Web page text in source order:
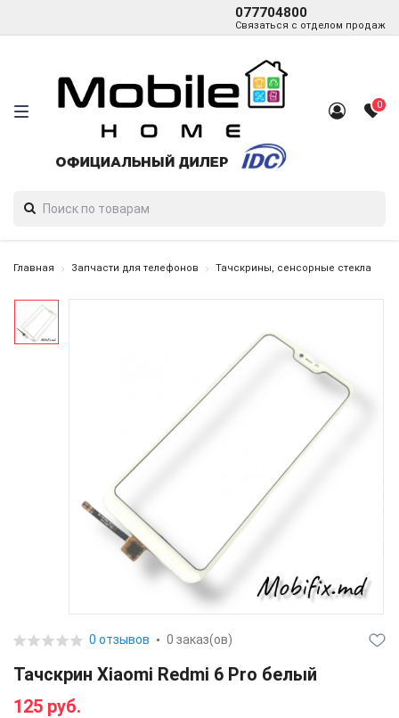
077704800
Связаться с отделом продаж
0
Главная Запчасти для телефонов Тачскрины, сенсорные стекла
0 отзывов 0 заказ(ов)
Тачскрин Xiaomi Redmi 6 Pro белый
125 руб.